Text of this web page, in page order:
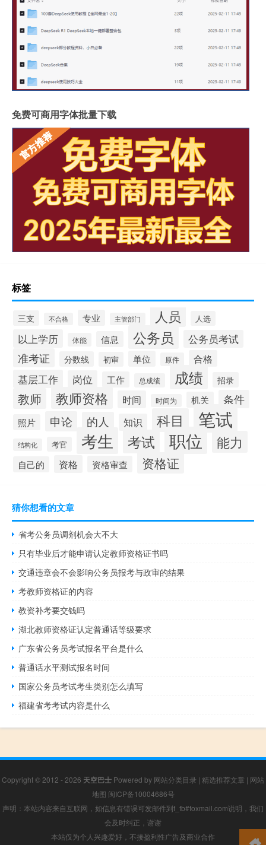
免费可商用字体批量下载
标签
三支 不合格 专业 主管部门 人员 人选
以上学历 体能 信息 公务员 公务员考试
准考证 分数线 初审 单位 原件 合格
基层工作 岗位 工作 总成绩 成绩 招录
教师 教师资格 时间 时间为 机关 条件
照片 申论 的人 知识 科目 笔试
结构化 考官 考生 考试 职位 能力
自己的 资格 资格审查 资格证
猜你想看的文章
省考公务员调剂机会大不大
只有毕业后才能申请认定教师资格证书吗
交通违章会不会影响公务员报考与政审的结果
考教师资格证的内容
教资补考要交钱吗
湖北教师资格证认定普通话等级要求
广东省公务员考试报名平台是什么
普通话水平测试报名时间
国家公务员考试考生类别怎么填写
福建省考考试内容是什么
Copyright © 2012 - 2026 天空巴士 Powered by 网站分类目录 | 精选推荐文章 | 网站
地图 闽ICP备10004686号
声明：本站内容来自互联网，如信息有错误可发邮件到f_fb#foxmail.com说明，我们
会及时纠正，谢谢
本站仅为个人兴趣爱好，不接盈利性广告及商业合作